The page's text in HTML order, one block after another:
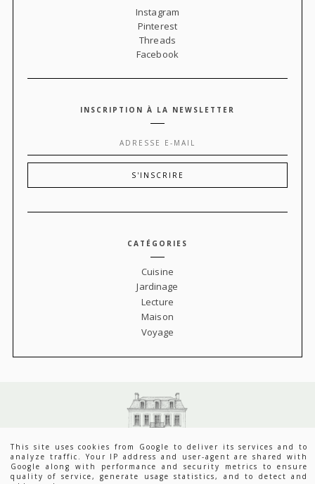
Instagram
Pinterest
Threads
Facebook
INSCRIPTION À LA NEWSLETTER
CATÉGORIES
Cuisine
Jardinage
Lecture
Maison
Voyage
LOUISE GRENADINE - BLOG SLOW LIFESTYLE DEPUIS 2007.
This site uses cookies from Google to deliver its services and to
analyze traffic. Your IP address and user-agent are shared with
Google along with performance and security metrics to ensure
quality of service, generate usage statistics, and to detect and